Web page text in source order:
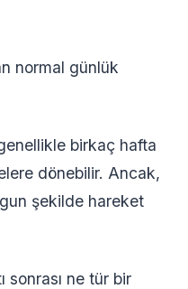
normal günlük
birkaç hafta
dönebilir. Ancak,
şekilde hareket
sonrası ne tür bir